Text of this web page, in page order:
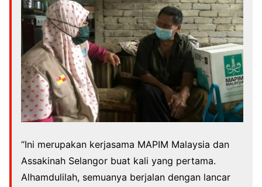
“Ini merupakan kerjasama MAPIM Malaysia dan
Assakinah Selangor buat kali yang pertama.
Alhamdulilah, semuanya berjalan dengan lancar